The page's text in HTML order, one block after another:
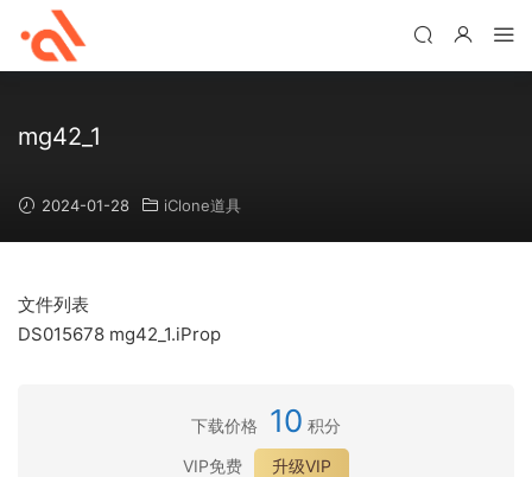
mg42_1
2024-01-28 iClone道具
文件列表
DS015678 mg42_1.iProp
下载价格 10 积分
VIP免费
升级VIP